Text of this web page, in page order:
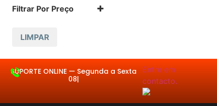
Filtrar Por Preço
LIMPAR
SUPORTE ONLINE — Seg|Entre em contacto.